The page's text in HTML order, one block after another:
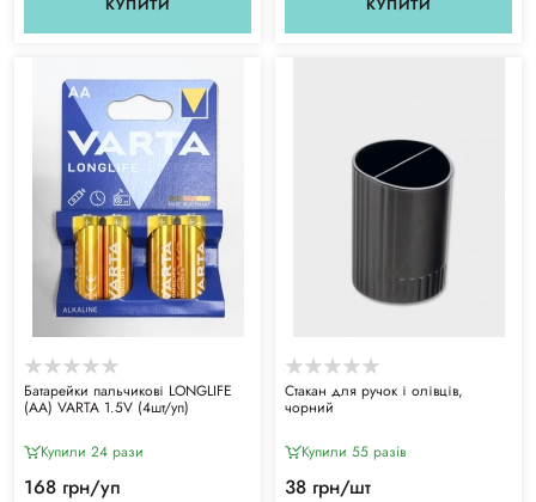
КУПИТИ КУПИТИ
Батарейки пальчикові LONGLIFE
(АА) VARTA 1.5V (4шт/уп)
Купили 24 рази
168 грн/уп
Стакан для ручок і олівців,
чорний
Купили 55 разiв
38 грн/шт